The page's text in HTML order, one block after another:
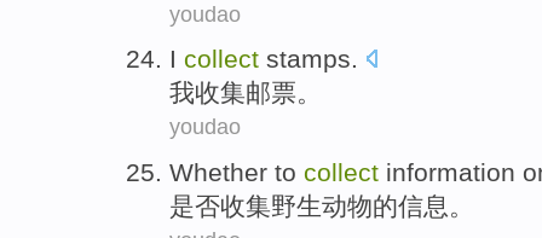
youdao
I collect stamps.
我收集邮票。
youdao
Whether to collect information
是否收集野生动物的信息。